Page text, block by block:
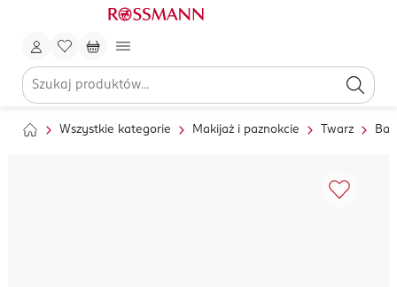
Wszystkie kategorie Makijaż i paznokcie Twarz